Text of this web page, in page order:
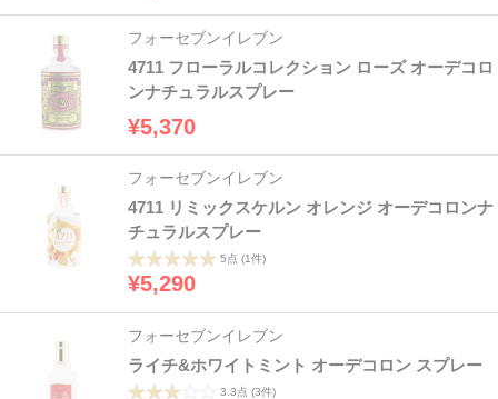
フォーセブンイレブン
4711 フローラルコレクション ローズ オーデコロ
ンナチュラルスプレー
¥5,370
フォーセブンイレブン
4711 リミックスケルン オレンジ オーデコロンナ
チュラルスプレー
5点 (1件)
¥5,290
フォーセブンイレブン
ライチ&ホワイトミント オーデコロン スプレー
3.3点 (3件)